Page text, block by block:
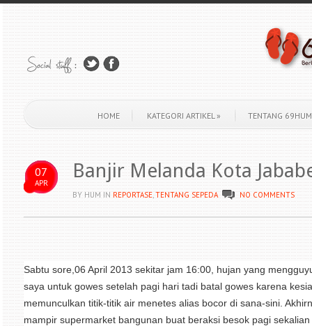
HOME KATEGORI ARTIKEL» TENTANG
07
APR
Banjir Melanda Kota
BY HUM IN REPORTASE,TENTANG SEPEDA NO COMMENTS
Sabtu sore,06 April 2013 sekitar jam 16:00, hujan yang
saya untuk gowes setelah pagi hari tadi batal gowes karena
memunculkan titik-titik air menetes alias bocor di sana-sini.
mampir supermarket bangunan buat beraksi besok pagi